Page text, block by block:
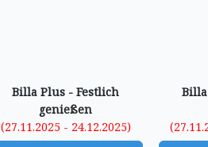
Billa Plus - Festlich
genießen
(27.11.2025 - 24.12.2025)